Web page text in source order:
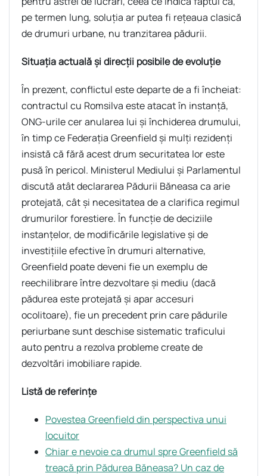
pe termen lung, soluția ar putea fi rețeaua clasică
de drumuri urbane, nu tranzitarea pădurii.
Situația actuală și direcții posibile de evoluție
În prezent, conflictul este departe de a fi încheiat:
contractul cu Romsilva este atacat în instanță,
ONG-urile cer anularea lui și închiderea drumului,
în timp ce Federația Greenfield și mulți rezidenți
insistă că fără acest drum securitatea lor este
pusă în pericol. Ministerul Mediului și Parlamentul
discută atât declararea Pădurii Băneasa ca arie
protejată, cât și necesitatea de a clarifica regimul
drumurilor forestiere. În funcție de deciziile
instanțelor, de modificările legislative și de
investițiile efective în drumuri alternative,
Greenfield poate deveni fie un exemplu de
reechilibrare între dezvoltare și mediu (dacă
pădurea este protejată și apar accesuri
ocolitoare), fie un precedent prin care pădurile
periurbane sunt deschise sistematic traficului
auto pentru a rezolva probleme create de
dezvoltări imobiliare rapide.
Listă de referințe
Povestea Greenfield din perspectiva unui
locuitor
Chiar e nevoie ca drumul spre Greenfield să
treacă prin Pădurea Băneasa? Un caz de